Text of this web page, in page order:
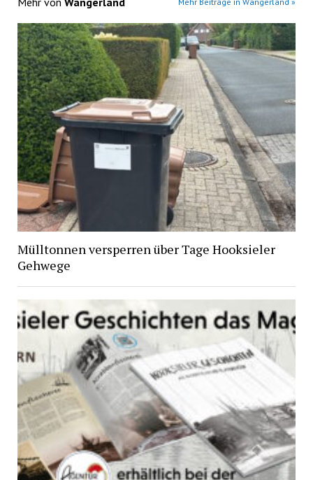
Mülltonnen versperren über Tage Hooksieler
Gehwege